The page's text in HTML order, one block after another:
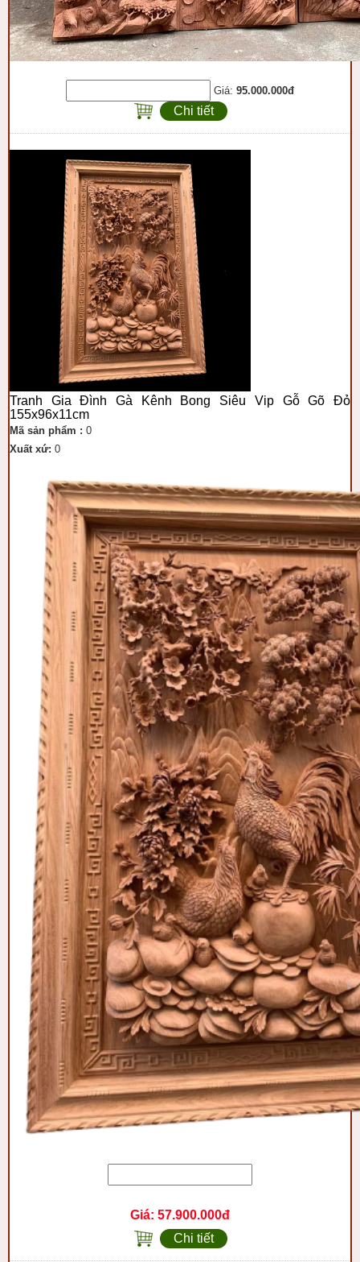
Giá: 95.000.000đ
Chi tiết
Tranh Gia Đình Gà Kênh Bong Siêu Vip Gỗ Gõ Đỏ
155x96x11cm
Mã sản phẩm : 0
Xuất xứ: 0
Giá: 57.900.000đ
Chi tiết